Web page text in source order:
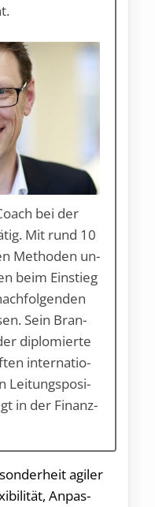
bei der
Mit rund 10
Me­tho­den un­
beim Ein­stieg
Sein Bran­
di­plo­mier­te
in­ter­na­tio­
Lei­tungs­po­si­
in der Fi­nanz­
agi­ler
An­pas­